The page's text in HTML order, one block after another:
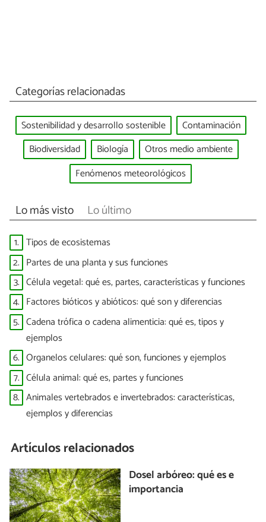
Categorías relacionadas
Sostenibilidad y desarrollo sostenible
Contaminación
Biodiversidad
Biología
Otros medio ambiente
Fenómenos meteorológicos
Lo más visto Lo último
1. Tipos de ecosistemas
2. Partes de una planta y sus funciones
3. Célula vegetal: qué es, partes, características y funciones
4. Factores bióticos y abióticos: qué son y diferencias
5. Cadena trófica o cadena alimenticia: qué es, tipos y
ejemplos
6. Organelos celulares: qué son, funciones y ejemplos
7. Célula animal: qué es, partes y funciones
8. Animales vertebrados e invertebrados: características,
ejemplos y diferencias
Artículos relacionados
Dosel arbóreo: qué es e
importancia